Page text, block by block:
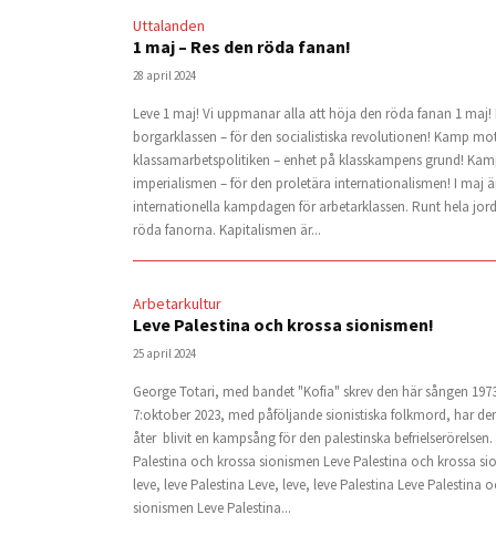
Uttalanden
1 maj – Res den röda fanan!
28 april 2024
Leve 1 maj! Vi uppmanar alla att höja den röda fanan 1
borgarklassen – för den socialistiska revolutionen! Kamp
klassamarbetspolitiken – enhet på klasskampens grund!
imperialismen – för den proletära internationalismen! I maj
internationella kampdagen för arbetarklassen. Runt hela
röda fanorna. Kapitalismen är...
Arbetarkultur
Leve Palestina och krossa sionismen!
25 april 2024
George Totari, med bandet "Kofia" skrev den här sången
7:oktober 2023, med påföljande sionistiska folkmord, har
åter blivit en kampsång för den palestinska
Palestina och krossa sionismen Leve Palestina och krossa
leve, leve Palestina Leve, leve, leve Palestina Leve Palestina
sionismen Leve Palestina...